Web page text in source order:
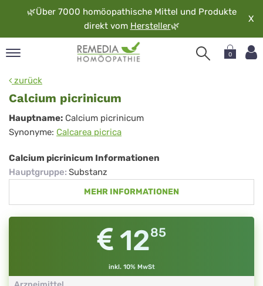
🌿Über 7000 homöopathische Mittel und Produkte
direkt vom Hersteller🌿
X
0
zurück
Calcium picrinicum
Calcium
picrinicum
Hauptname: Calcium picrinicum
Synonyme: Calcarea picrica
Calcium picrinicum Informationen
Hauptgruppe: Substanz
MEHR INFORMATIONEN
1285
inkl. 10% MwSt